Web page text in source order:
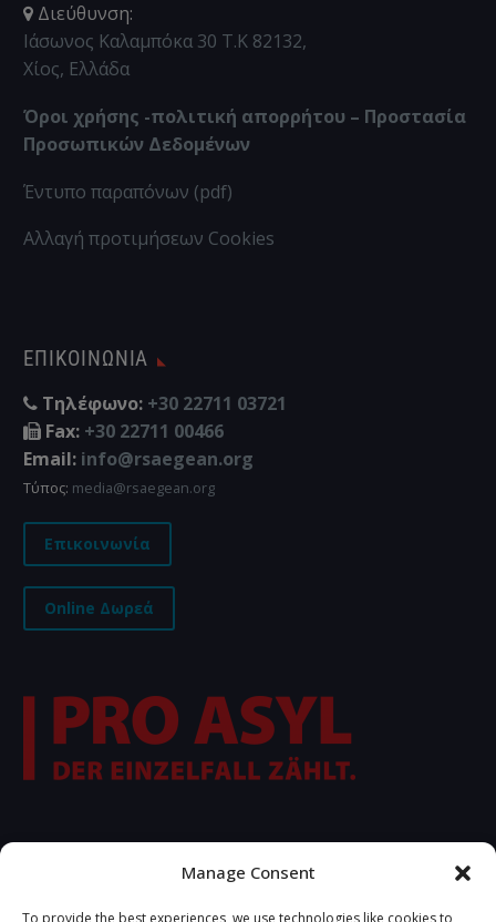
Manage Consent
To provide the best experiences, we use technologies like cookies to
Διεύθυνση:
Ιάσωνος Καλαμπόκα 30 Τ.Κ 82132,
Χίος, Ελλάδα
Όροι χρήσης -πολιτική απορρήτου – Προστασία
Προσωπικών Δεδομένων
Έντυπο παραπόνων (pdf)
Αλλαγή προτιμήσεων Cookies
ΕΠΙΚΟΙΝΩΝΊΑ
Τηλέφωνο: +30 22711 03721
Fax: +30 22711 00466
Email: info@rsaegean.org
Τύπος: media@rsaegean.org
Επικοινωνία
Online Δωρεά